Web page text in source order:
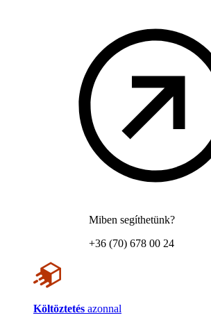
Miben segíthetünk?
+36 (70) 678 00 24
Költöztetés azonnal